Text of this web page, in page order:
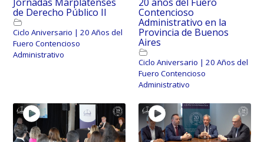
de Derecho Público II
Ciclo Aniversario | 20 Años del
Fuero Contencioso
Administrativo
Contencioso
Administrativo en la
Provincia de Buenos
Aires
Ciclo Aniversario | 20 Años del
Fuero Contencioso
Administrativo